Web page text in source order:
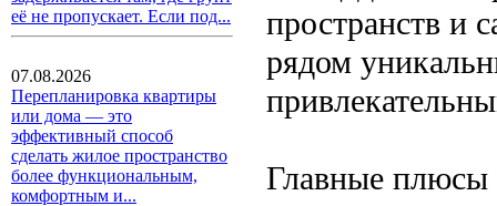
её не пропускает. Если под...
07.08.2026
Перепланировка квартиры
или дома — это
эффективный способ
сделать жилое пространство
более функциональным,
комфортным и...
пространств и
рядом
Главные плюсы